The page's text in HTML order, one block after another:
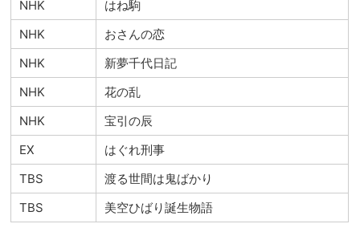
NHK
はね駒
NHK
おさんの恋
NHK
新夢千代日記
NHK
花の乱
NHK
宝引の辰
EX
はぐれ刑事
TBS
渡る世間は鬼ばかり
TBS
美空ひばり誕生物語